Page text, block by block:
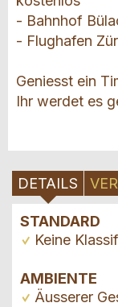
- Bahnhof
- Flughafen
Geniesst ein
Ihr werdet es
DETAILS
STANDARD
Keine
AMBIENTE
Äusserer